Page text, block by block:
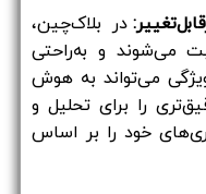
در بلاک‌چین،
می‌شوند و به‌راحتی
می‌تواند به هوش
را برای تحلیل و
خود را بر اساس